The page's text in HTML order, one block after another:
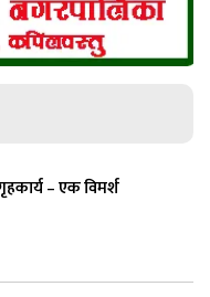
– एक विमर्श